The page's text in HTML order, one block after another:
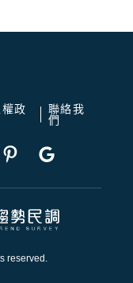
政
聯絡我
們
reserved.